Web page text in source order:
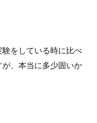
をしている時に比べ
、本当に多少固いか